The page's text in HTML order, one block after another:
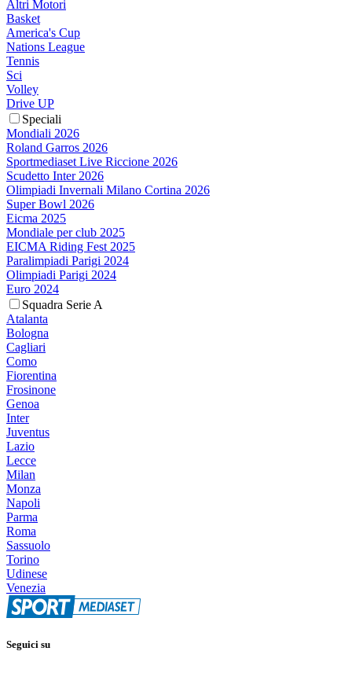
Altri Motori
Basket
America's Cup
Nations League
Tennis
Sci
Volley
Drive UP
Speciali
Mondiali 2026
Roland Garros 2026
Sportmediaset Live Riccione 2026
Scudetto Inter 2026
Olimpiadi Invernali Milano Cortina 2026
Super Bowl 2026
Eicma 2025
Mondiale per club 2025
EICMA Riding Fest 2025
Paralimpiadi Parigi 2024
Olimpiadi Parigi 2024
Euro 2024
Squadra Serie A
Atalanta
Bologna
Cagliari
Como
Fiorentina
Frosinone
Genoa
Inter
Juventus
Lazio
Lecce
Milan
Monza
Napoli
Parma
Roma
Sassuolo
Torino
Udinese
Venezia
Seguici su